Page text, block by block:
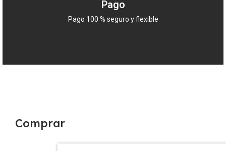
Pago
Pago 100 % seguro y flexible
Comprar